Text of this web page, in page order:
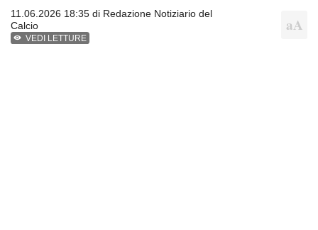
11.06.2026 18:35 di Redazione Notiziario del
Calcio
VEDI LETTURE